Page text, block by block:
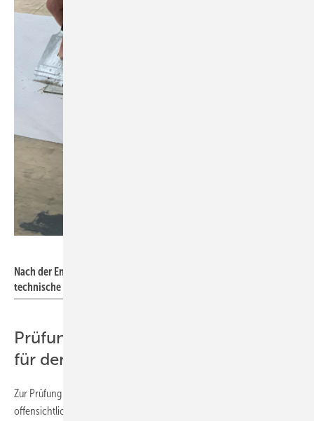
Nach der Entnahme folgt die Reinigung der Gläser und auch deren
technische Bewertung.
Prüfung entscheidet über Eignung
für den Re-Use
Zur Prüfung identifizieren Schanze und seine Mitarbeiter nicht nur
offensichtliche Schäden wie Risse, Ausbrüche oder starke